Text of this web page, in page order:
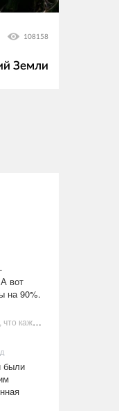
108158
Земли
вот
на 90%.
Эти 25 женщин доказали, что каждое тело имеет право быть в бикини
были